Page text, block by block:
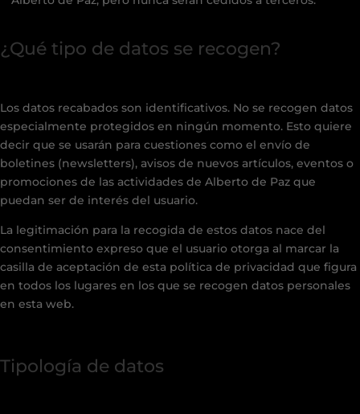
¿Qué tipo de datos se recogen?
Los datos recabados son identificativos. No se recogen datos
especialmente protegidos en ningún momento. Esto quiere
decir que se usarán para cuestiones como el envío de
boletines (newsletters), avisos de nuevos artículos, eventos o
promociones de las actividades de Alberto de Paz que
puedan ser de interés del usuario.
La legitimación para la recogida de estos datos nace del
consentimiento expreso que el usuario otorga al marcar la
casilla de aceptación de esta política de privacidad que figura
en todos los lugares en los que se recogen datos personales
en esta web.
Tipología de datos